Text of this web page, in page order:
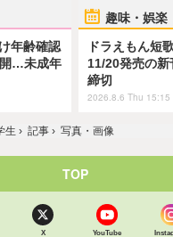
年齢確認
…未成年
趣味・娯楽
ドラえもん短
11/20発売の
締切
2026.8.6 Thu 15:15
生 › 記事 › 写真・画像
TOP
X YouTube